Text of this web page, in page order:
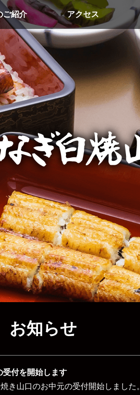
ご紹介 アクセス
お知らせ
受付を開始します
き山口のお中元の受付開始しました。